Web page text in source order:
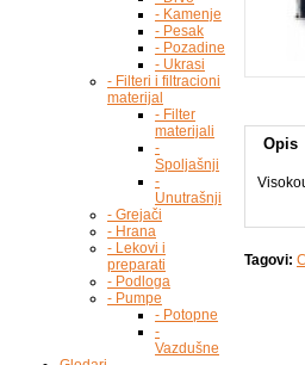
- Kamenje
- Pesak
- Pozadine
- Ukrasi
- Filteri i filtracioni
materijal
- Filter
materijali
-
Spoljašnji
-
Unutrašnji
- Grejači
- Hrana
- Lekovi i
preparati
- Podloga
- Pumpe
- Potopne
-
Vazdušne
Opis
Tagovi: